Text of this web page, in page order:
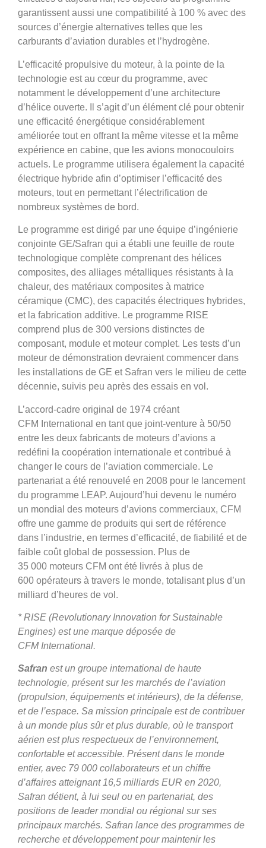
garantissent aussi une compatibilité à 100 % avec des
sources d’énergie alternatives telles que les
carburants d’aviation durables et l’hydrogène.
L’efficacité propulsive du moteur, à la pointe de la
technologie est au cœur du programme, avec
notamment le développement d’une architecture
d’hélice ouverte. Il s’agit d’un élément clé pour obtenir
une efficacité énergétique considérablement
améliorée tout en offrant la même vitesse et la même
expérience en cabine, que les avions monocouloirs
actuels. Le programme utilisera également la capacité
électrique hybride afin d’optimiser l’efficacité des
moteurs, tout en permettant l’électrification de
nombreux systèmes de bord.
Le programme est dirigé par une équipe d’ingénierie
conjointe GE/Safran qui a établi une feuille de route
technologique complète comprenant des hélices
composites, des alliages métalliques résistants à la
chaleur, des matériaux composites à matrice
céramique (CMC), des capacités électriques hybrides,
et la fabrication additive. Le programme RISE
comprend plus de 300 versions distinctes de
composant, module et moteur complet. Les tests d’un
moteur de démonstration devraient commencer dans
les installations de GE et Safran vers le milieu de cette
décennie, suivis peu après des essais en vol.
L’accord-cadre original de 1974 créant
CFM International en tant que joint-venture à 50/50
entre les deux fabricants de moteurs d’avions a
redéfini la coopération internationale et contribué à
changer le cours de l’aviation commerciale. Le
partenariat a été renouvelé en 2008 pour le lancement
du programme LEAP. Aujourd’hui devenu le numéro
un mondial des moteurs d’avions commerciaux, CFM
offre une gamme de produits qui sert de référence
dans l’industrie, en termes d’efficacité, de fiabilité et de
faible coût global de possession. Plus de
35 000 moteurs CFM ont été livrés à plus de
600 opérateurs à travers le monde, totalisant plus d’un
milliard d’heures de vol.
* RISE (Revolutionary Innovation for Sustainable
Engines) est une marque déposée de
CFM International.
Safran est un groupe international de haute
technologie, présent sur les marchés de l’aviation
(propulsion, équipements et intérieurs), de la défense,
et de l’espace. Sa mission principale est de contribuer
à un monde plus sûr et plus durable, où le transport
aérien est plus respectueux de l’environnement,
confortable et accessible. Présent dans le monde
entier, avec 79 000 collaborateurs et un chiffre
d’affaires atteignant 16,5 milliards EUR en 2020,
Safran détient, à lui seul ou en partenariat, des
positions de leader mondial ou régional sur ses
principaux marchés. Safran lance des programmes de
recherche et développement pour maintenir les